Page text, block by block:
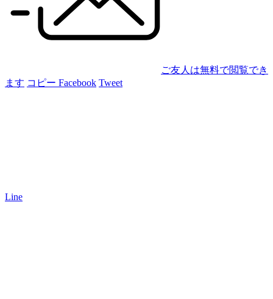
ご友人は無料で閲覧でき
ます コピー Facebook Tweet
Line